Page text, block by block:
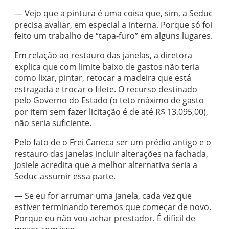
— Vejo que a pintura é uma coisa que, sim, a Seduc
precisa avaliar, em especial a interna. Porque só foi
feito um trabalho de “tapa-furo” em alguns lugares.
Em relação ao restauro das janelas, a diretora
explica que com limite baixo de gastos não teria
como lixar, pintar, retocar a madeira que está
estragada e trocar o filete. O recurso destinado
pelo Governo do Estado (o teto máximo de gasto
por item sem fazer licitação é de até R$ 13.095,00),
não seria suficiente.
Pelo fato de o Frei Caneca ser um prédio antigo e o
restauro das janelas incluir alterações na fachada,
Josiele acredita que a melhor alternativa seria a
Seduc assumir essa parte.
— Se eu for arrumar uma janela, cada vez que
estiver terminando teremos que começar de novo.
Porque eu não vou achar prestador. É difícil de